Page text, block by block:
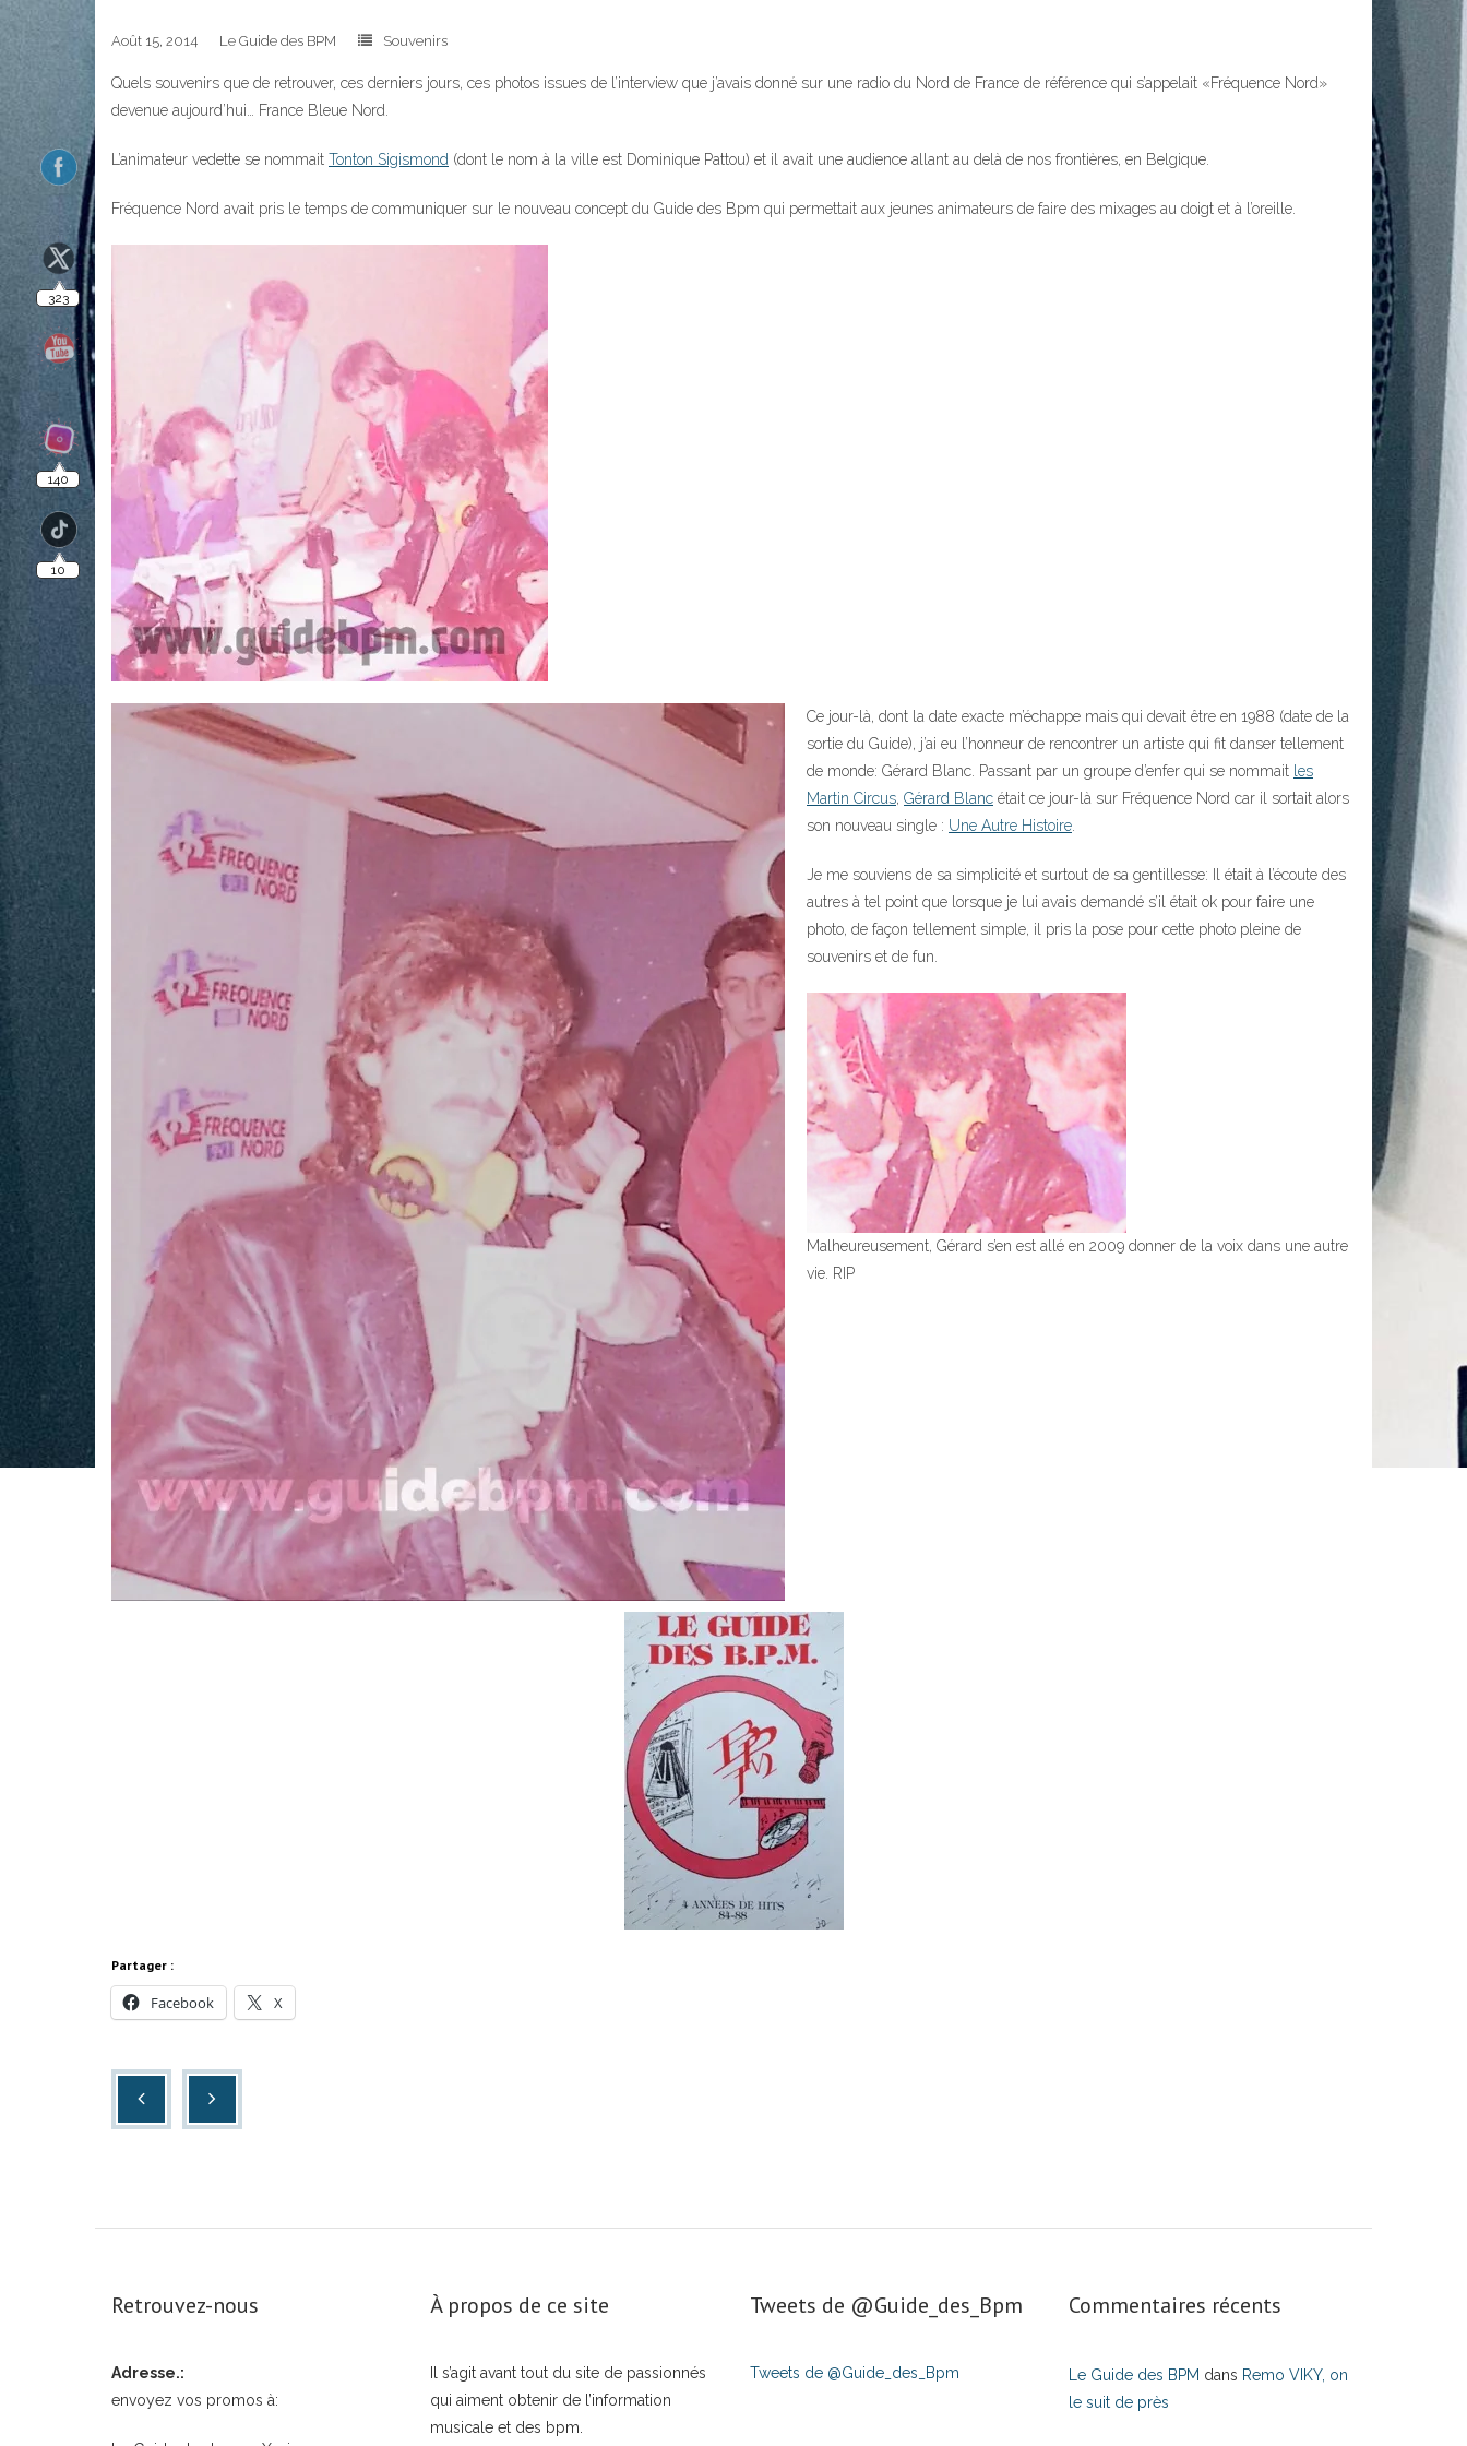
Août 15, 2014 Le Guide des BPM Souvenirs
Quels souvenirs que de retrouver, ces derniers jours, ces photos issues de l’interview que j’avais donné sur une radio du Nord de France de référence qui s’appelait «Fréquence Nord»
devenue aujourd’hui… France Bleue Nord.
L’animateur vedette se nommait Tonton Sigismond (dont le nom à la ville est Dominique Pattou) et il avait une audience allant au delà de nos frontières, en Belgique.
Fréquence Nord avait pris le temps de communiquer sur le nouveau concept du Guide des Bpm qui permettait aux jeunes animateurs de faire des mixages au doigt et à l’oreille.
Ce jour-là, dont la date exacte m’échappe mais qui devait être en 1988 (date de la
sortie du Guide), j’ai eu l’honneur de rencontrer un artiste qui fit danser tellement
de monde: Gérard Blanc. Passant par un groupe d’enfer qui se nommait les
Martin Circus, Gérard Blanc était ce jour-là sur Fréquence Nord car il sortait alors
son nouveau single : Une Autre Histoire.
Je me souviens de sa simplicité et surtout de sa gentillesse: Il était à l’écoute des
autres à tel point que lorsque je lui avais demandé s’il était ok pour faire une
photo, de façon tellement simple, il pris la pose pour cette photo pleine de
souvenirs et de fun.
Malheureusement, Gérard s’en est allé en 2009 donner de la voix dans une autre
vie. RIP
Partager :
Facebook X
Retrouvez-nous
Adresse.:
envoyez vos promos à:
À propos de ce site
Il s’agit avant tout du site de passionnés
qui aiment obtenir de l’information
musicale et des bpm.
Tweets de ‎@Guide_des_Bpm
Tweets de @Guide_des_Bpm
Commentaires récents
Le Guide des BPM dans Remo VIKY, on
le suit de près
323